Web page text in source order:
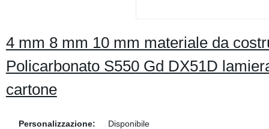
4 mm 8 mm 10 mm materiale da
Policarbonato S550 Gd DX51D
cartone
Personalizzazione:
Disponibile